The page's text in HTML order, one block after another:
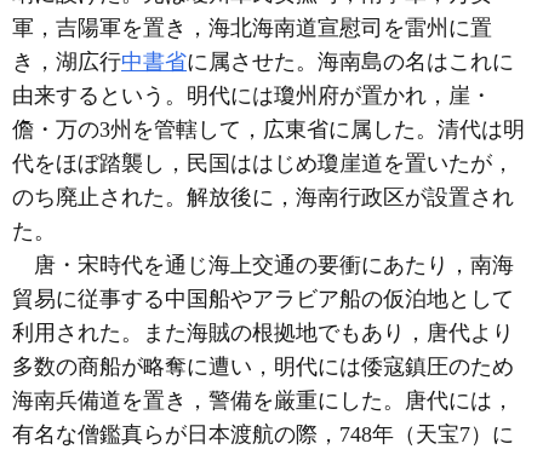
軍，吉陽軍を置き，海北海南道宣慰司を雷州に置
き，湖広行中書省に属させた。海南島の名はこれに
由来するという。明代には瓊州府が置かれ，崖・
儋・万の3州を管轄して，広東省に属した。清代は明
代をほぼ踏襲し，民国ははじめ瓊崖道を置いたが，
のち廃止された。解放後に，海南行政区が設置され
た。
唐・宋時代を通じ海上交通の要衝にあたり，南海
貿易に従事する中国船やアラビア船の仮泊地として
利用された。また海賊の根拠地でもあり，唐代より
多数の商船が略奪に遭い，明代には倭寇鎮圧のため
海南兵備道を置き，警備を厳重にした。唐代には，
有名な僧鑑真らが日本渡航の際，748年（天宝7）に